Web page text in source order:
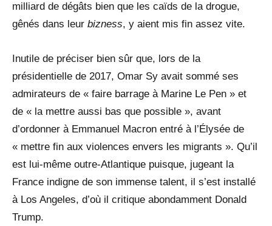
milliard de dégâts bien que les caïds de la drogue,
gênés dans leur bizness, y aient mis fin assez vite.
Inutile de préciser bien sûr que, lors de la
présidentielle de 2017, Omar Sy avait sommé ses
admirateurs de « faire barrage à Marine Le Pen » et
de « la mettre aussi bas que possible », avant
d’ordonner à Emmanuel Macron entré à l’Élysée de
« mettre fin aux violences envers les migrants ». Qu’il
est lui-même outre-Atlantique puisque, jugeant la
France indigne de son immense talent, il s’est installé
à Los Angeles, d’où il critique abondamment Donald
Trump.